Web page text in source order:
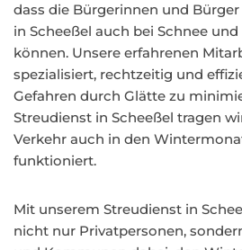
dass die Bürgerinnen und
in Scheeßel auch bei Schnee
können. Unsere erfahrenen
spezialisiert, rechtzeitig und
Gefahren durch Glätte zu
Streudienst in Scheeßel tragen
Verkehr auch in den
funktioniert.
Mit unserem Streudienst in
nicht nur Privatpersonen,